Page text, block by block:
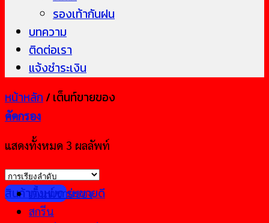
รองเท้ากันฝน
บทความ
ติดต่อเรา
แจ้งชำระเงิน
หน้าหลัก/เต็นท์ขายของ
คัดกรอง
แสดงทั้งหมด 3 ผลลัพท์
สินค้าทั้งหมดร่มขายดี
เต็นท์ขายของ
สกรีน